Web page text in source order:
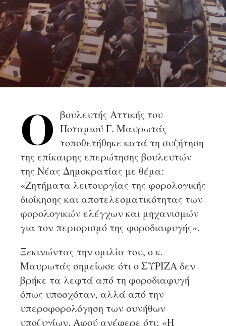
Ο βουλευτής Αττικής του
Ποταμιού Γ. Μαυρωτάς
τοποθετήθηκε κατά τη συζήτηση
της επίκαιρης επερώτησης βουλευτών
της Νέας Δημοκρατίας με θέμα:
«Ζητήματα λειτουργίας της φορολογικής
διοίκησης και αποτελεσματικότητας των
φορολογικών ελέγχων και μηχανισμών
για τον περιορισμό της φοροδιαφυγής».
Ξεκινώντας την ομιλία του, ο κ.
Μαυρωτάς σημείωσε ότι ο ΣΥΡΙΖΑ δεν
βρήκε τα λεφτά από τη φοροδιαφυγή
όπως υποσχόταν, αλλά από την
υπεροφορολόγηση των συνήθων
υποζυγίων. Αφού ανέφερε ότι: «Η